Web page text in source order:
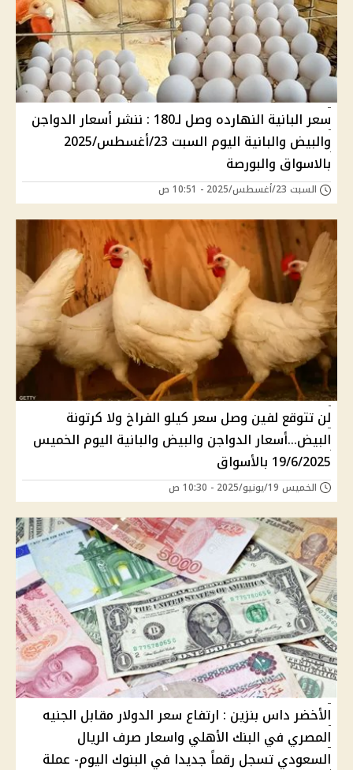
سعر البانية النهارده وصل لـ180 : ننشر أسعار الدواجن
والبيض والبانية اليوم السبت 23/أغسطس/2025
بالاسواق والبورصة
السبت 23/أغسطس/2025 - 10:51 ص
لن تتوقع لفين وصل سعر كيلو الفراخ ولا كرتونة
البيض...أسعار الدواجن والبيض والبانية اليوم الخميس
19/6/2025 بالأسواق
الخميس 19/يونيو/2025 - 10:30 ص
الأخضر داس بنزين : ارتفاع سعر الدولار مقابل الجنيه
المصري في البنك الأهلي واسعار صرف الريال
السعودي تسجل رقماً جديدا في البنوك اليوم- عملة